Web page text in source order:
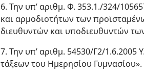
6. Την υπ’ αριθμ. Φ. 353.1./324/
και αρμοδιοτήτων των
διευθυντών και υποδιευθυντών
7. Την υπ’ αριθμ. 54530/Γ2/
τάξεων του Ημερησίου Γυμνασίου».